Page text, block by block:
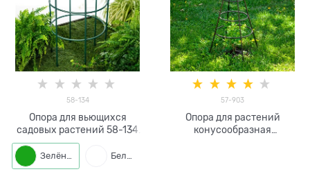
58-134
Опора для вьющихся
садовых растений 58-134
металлическая круглая
h=84 см
Зелёный Белый
57-903
Опора для растений
конусообразная